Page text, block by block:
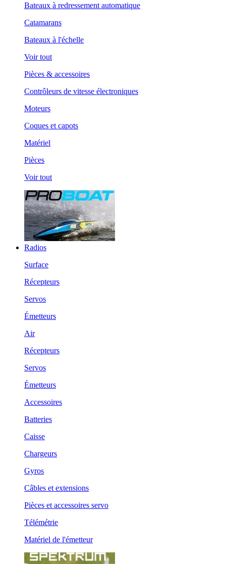
Bateaux à redressement automatique
Catamarans
Bateaux à l'échelle
Voir tout
Pièces & accessoires
Contrôleurs de vitesse électroniques
Moteurs
Coques et capots
Matériel
Pièces
Voir tout
Radios
Surface
Récepteurs
Servos
Émetteurs
Air
Récepteurs
Servos
Émetteurs
Accessoires
Batteries
Caisse
Chargeurs
Gyros
Câbles et extensions
Pièces et accessoires servo
Télémétrie
Matériel de l'émetteur